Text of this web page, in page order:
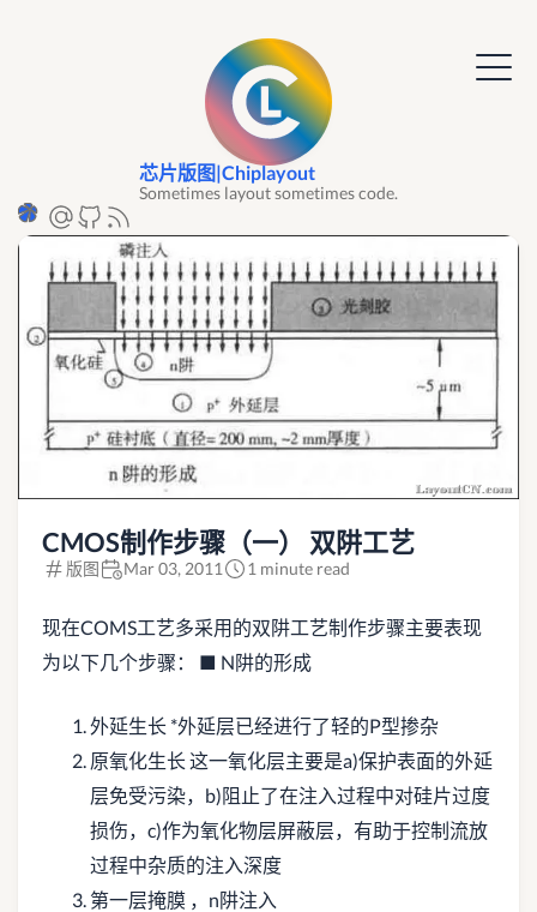
芯片版图|Chiplayout
Sometimes layout sometimes code.
CMOS制作步骤（一） 双阱工艺
版图 Mar 03, 2011 1 minute read
现在COMS工艺多采用的双阱工艺制作步骤主要表现
为以下几个步骤： ■ N阱的形成
外延生长 *外延层已经进行了轻的P型掺杂
原氧化生长 这一氧化层主要是a)保护表面的外延
层免受污染，b)阻止了在注入过程中对硅片过度
损伤，c)作为氧化物层屏蔽层，有助于控制流放
过程中杂质的注入深度
第一层掩膜 ，n阱注入